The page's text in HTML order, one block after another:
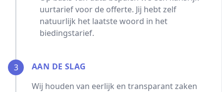
uurtarief voor de offerte. Jij hebt zelf
natuurlijk het laatste woord in het
biedingstarief.
3
AAN DE SLAG
Wij houden van eerlijk en transparant zaken